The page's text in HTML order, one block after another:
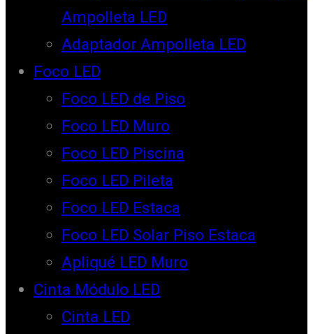
Ampolleta LED
Adaptador Ampolleta LED
Foco LED
Foco LED de Piso
Foco LED Muro
Foco LED Piscina
Foco LED Pileta
Foco LED Estaca
Foco LED Solar Piso Estaca
Apliqué LED Muro
Cinta Módulo LED
Cinta LED